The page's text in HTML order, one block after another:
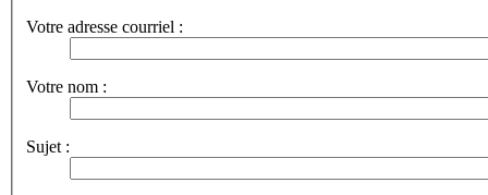
Votre adresse courriel :
Votre nom :
Sujet :